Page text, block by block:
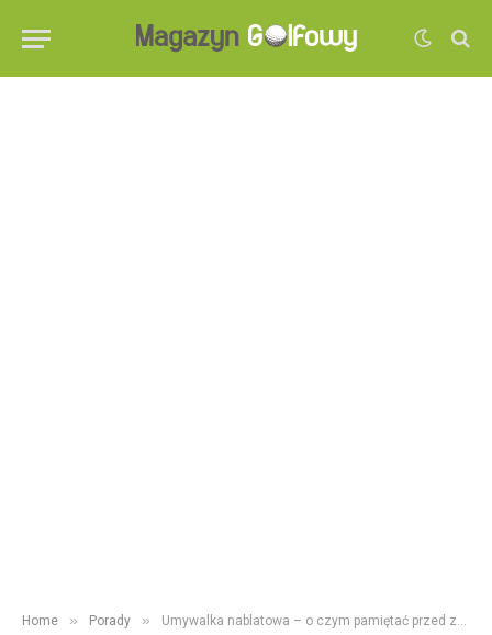
Home » Porady » Umywalka nablatowa – o czym pamiętać przed zakupem?